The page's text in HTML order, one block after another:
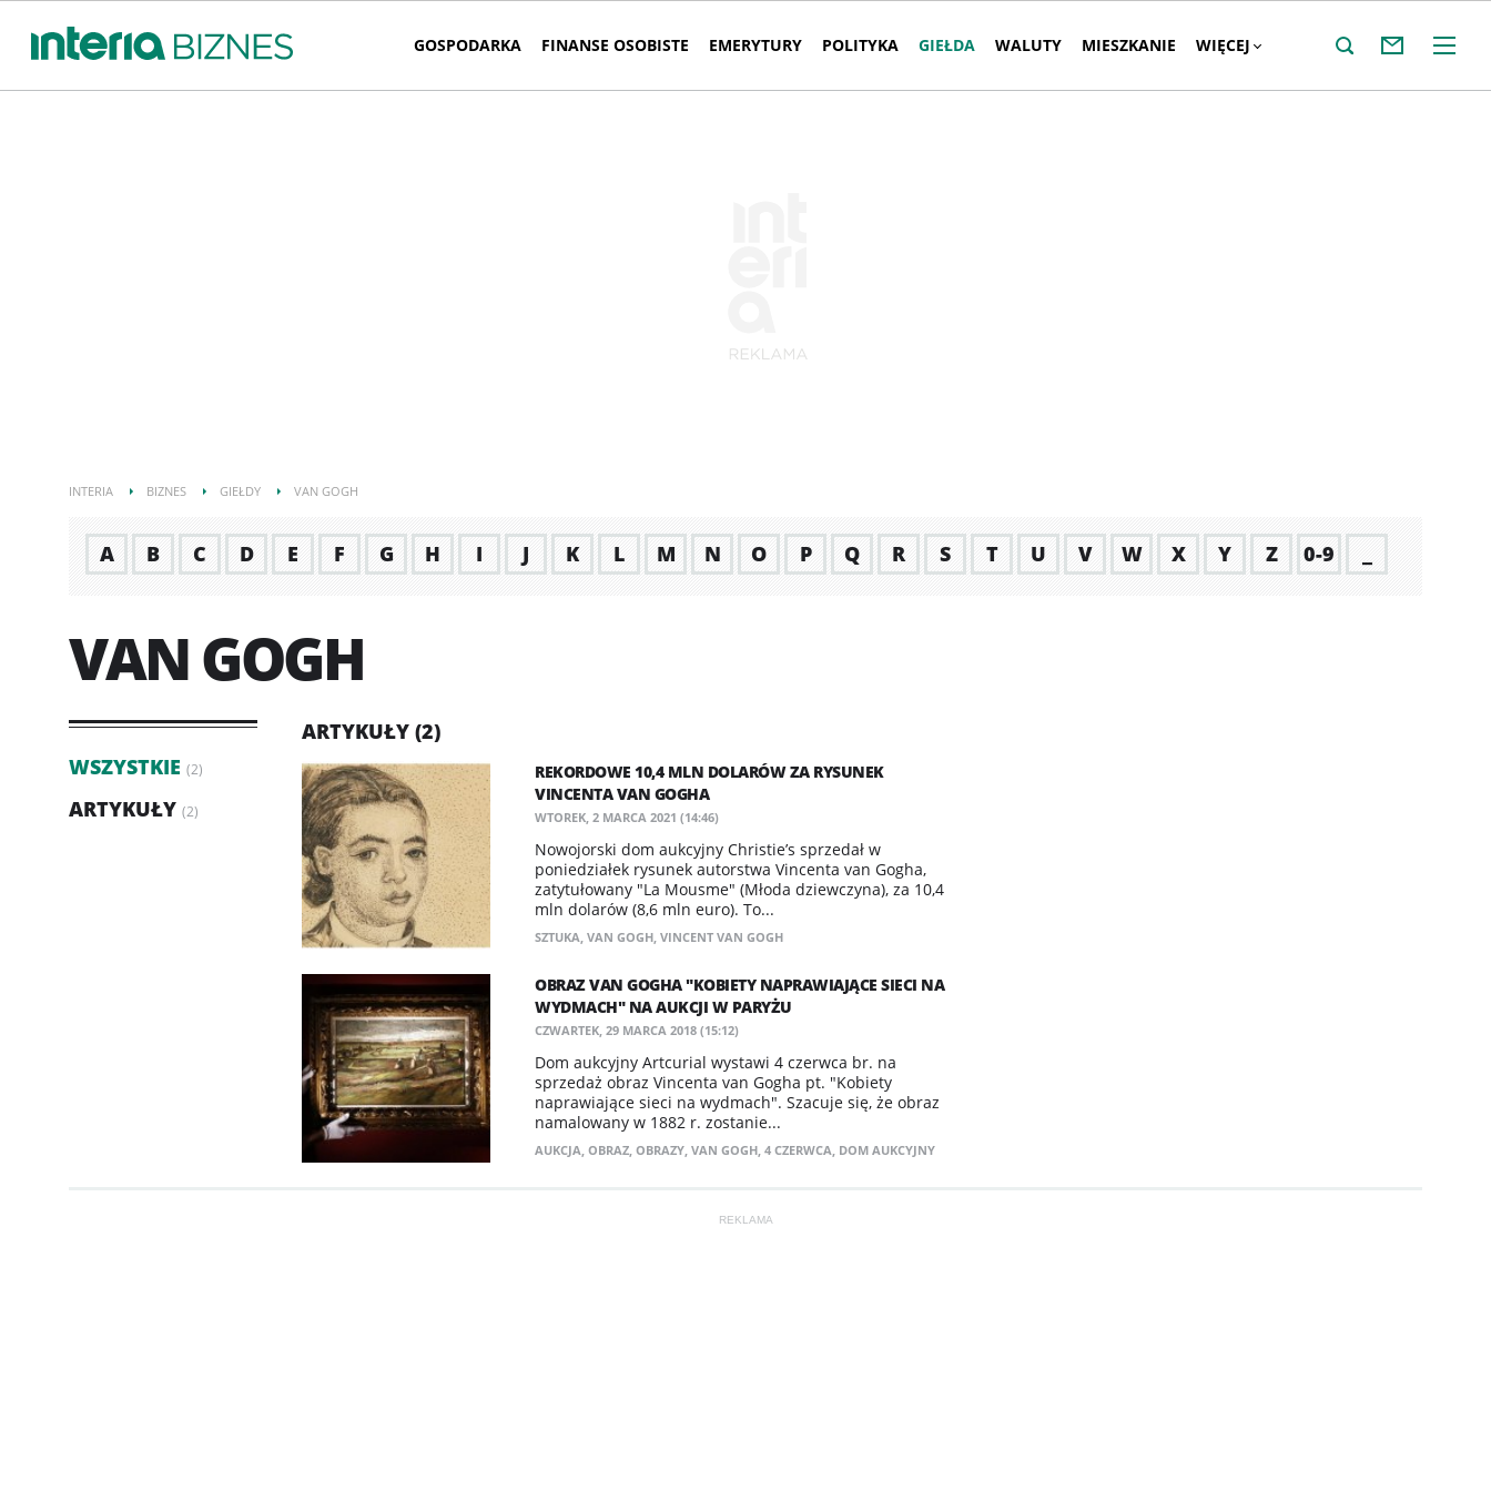
GOSPODARKA FINANSE OSOBISTE EMERYTURY POLITYKA GIEŁDA WALUTY MIESZKANIE WIĘCEJ
INTERIA BIZNES GIEŁDY VAN GOGH
A B C D E F G H I J K L M N O P Q R S T U V W X Y Z 0-9
VAN GOGH
WSZYSTKIE (2)
ARTYKUŁY (2)
ARTYKUŁY (2)
​REKORDOWE 10,4 MLN DOLARÓW ZA RYSUNEK
VINCENTA VAN GOGHA
WTOREK, 2 MARCA 2021 (14:46)
Nowojorski dom aukcyjny Christie’s sprzedał w
poniedziałek rysunek autorstwa Vincenta van Gogha,
zatytułowany "La Mousme" (Młoda dziewczyna), za 10,4
mln dolarów (8,6 mln euro). To...
SZTUKA, VAN GOGH, VINCENT VAN GOGH
OBRAZ VAN GOGHA "KOBIETY NAPRAWIAJĄCE SIECI NA
WYDMACH" NA AUKCJI W PARYŻU
CZWARTEK, 29 MARCA 2018 (15:12)
Dom aukcyjny Artcurial wystawi 4 czerwca br. na
sprzedaż obraz Vincenta van Gogha pt. "Kobiety
naprawiające sieci na wydmach". Szacuje się, że obraz
namalowany w 1882 r. zostanie...
AUKCJA, OBRAZ, OBRAZY, VAN GOGH, 4 CZERWCA, DOM AUKCYJNY
REKLAMA